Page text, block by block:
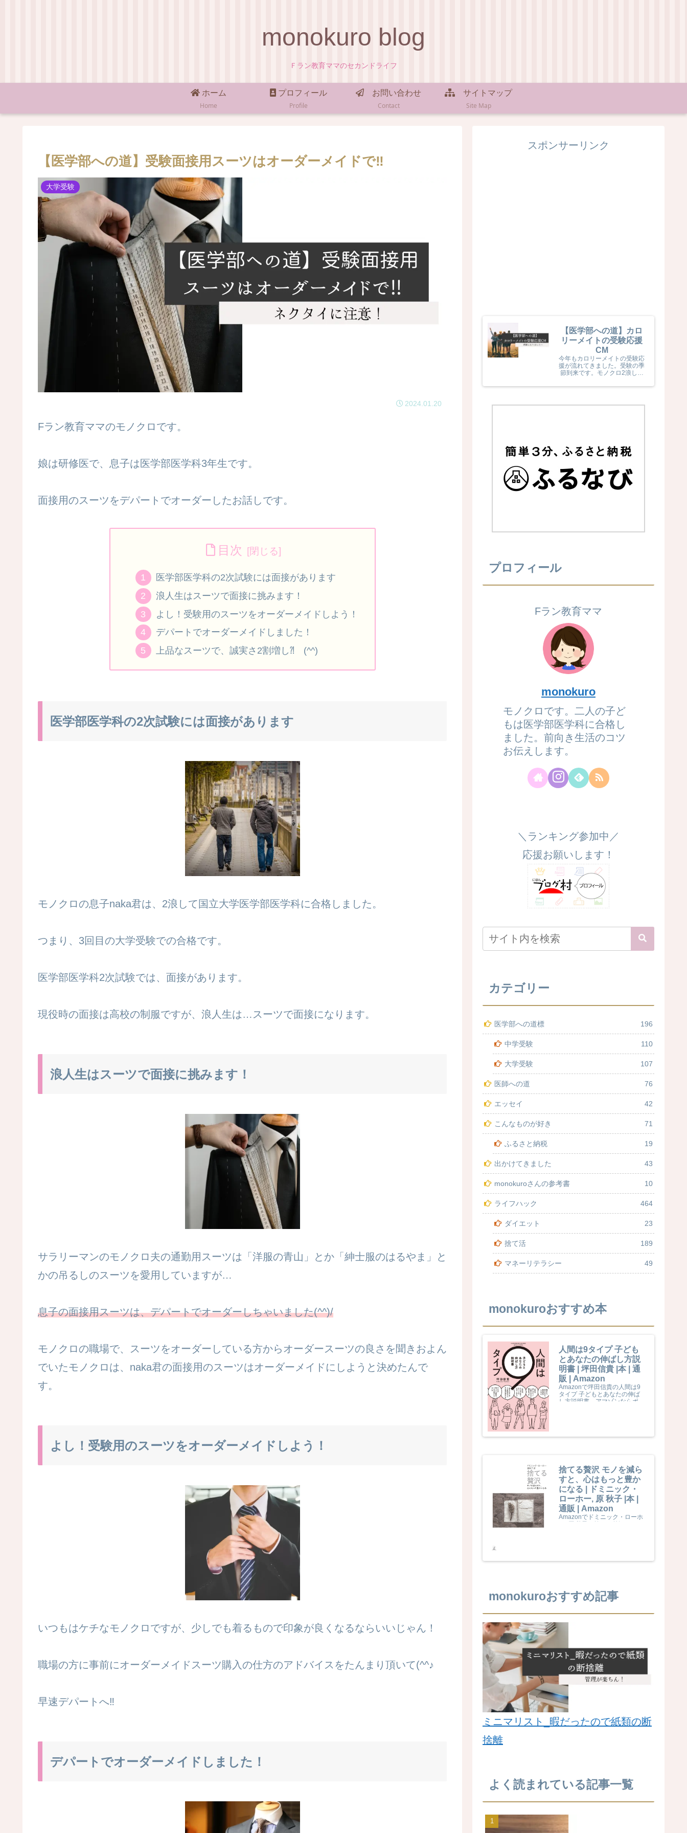
monokuro blog
Ｆラン教育ママのセカンドライフ
ホーム
Home
プロフィール
Profile
お問い合わせ
Contact
サイトマップ
Site Map
【医学部への道】受験面接用スーツはオーダーメイドで‼
大学受験
2024.01.20
Fラン教育ママのモノクロです。
娘は研修医で、息子は医学部医学科3年生です。
面接用のスーツをデパートでオーダーしたお話しです。
目次
医学部医学科の2次試験には面接があります
浪人生はスーツで面接に挑みます！
よし！受験用のスーツをオーダーメイドしよう！
デパートでオーダーメイドしました！
上品なスーツで、誠実さ2割増し⁈ (^^)
医学部医学科の2次試験には面接があります
モノクロの息子naka君は、2浪して国立大学医学部医学科に合格しました。
つまり、3回目の大学受験での合格です。
医学部医学科2次試験では、面接があります。
現役時の面接は高校の制服ですが、浪人生は…スーツで面接になります。
浪人生はスーツで面接に挑みます！
サラリーマンのモノクロ夫の通勤用スーツは「洋服の青山」とか「紳士服のはるやま」と
かの吊るしのスーツを愛用していますが…
息子の面接用スーツは、デパートでオーダーしちゃいました(^^)/
モノクロの職場で、スーツをオーダーしている方からオーダースーツの良さを聞きおよん
でいたモノクロは、naka君の面接用のスーツはオーダーメイドにしようと決めたんで
す。
よし！受験用のスーツをオーダーメイドしよう！
いつもはケチなモノクロですが、少しでも着るもので印象が良くなるならいいじゃん！
職場の方に事前にオーダーメイドスーツ購入の仕方のアドバイスをたんまり頂いて(^^♪
早速デパートへ‼
デパートでオーダーメイドしました！
スポンサーリンク
【医学部への道】カロ
リーメイトの受験応援
CM
今年もカロリーメイトの受験応
援が流れてきました。受験の季
節到来です。モノクロ2浪した
カロリーメイトの受験応援を見
プロフィール
Fラン教育ママ
monokuro
モノクロです。二人の子ど
もは医学部医学科に合格し
ました。前向き生活のコツ
お伝えします。
＼ランキング参加中／
応援お願いします！
カテゴリー
医学部への道標 196
中学受験 110
大学受験 107
医師への道 76
エッセイ 42
こんなものが好き 71
ふるさと納税 19
出かけてきました 43
monokuroさんの参考書 10
ライフハック 464
ダイエット 23
捨て活 189
マネーリテラシー 49
monokuroおすすめ本
人間は9タイプ 子ども
とあなたの伸ばし方説
明書 | 坪田信貴 |本 | 通
販 | Amazon
Amazonで坪田信貴の人間は9
タイプ 子どもとあなたの伸ば
し方説明書。アマゾンならポイ
し方説明書もアマゾン配送商品
捨てる贅沢 モノを減ら
すと、心はもっと豊か
になる | ドミニック・
ローホー, 原 秋子 |本 |
通販 | Amazon
Amazonでドミニック・ローホ
対象商品は当日お届けも可能。
monokuroおすすめ記事
ミニマリスト_暇だったので紙類の断
捨離
よく読まれている記事一覧